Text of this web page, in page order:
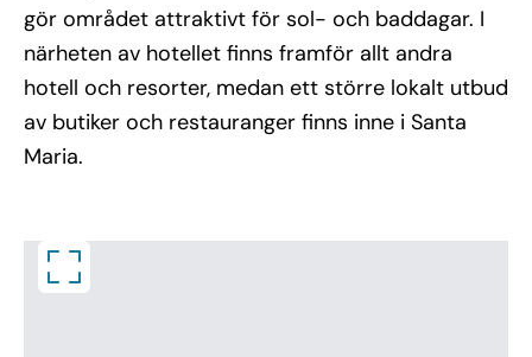
gör området attraktivt för sol- och baddagar. I
närheten av hotellet finns framför allt andra
hotell och resorter, medan ett större lokalt utbud
av butiker och restauranger finns inne i Santa
Maria.